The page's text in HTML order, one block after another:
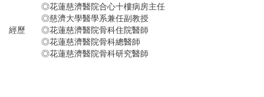
◎花蓮慈濟醫院合心十樓病房主任
◎慈濟大學醫學系兼任副教授
經歷
◎花蓮慈濟醫院骨科住院醫師
◎花蓮慈濟醫院骨科總醫師
◎花蓮慈濟醫院骨科研究醫師